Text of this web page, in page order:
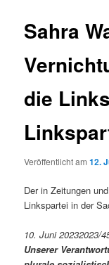
Sahra
die
Veröffentlicht am12.
Der in Zeitungen
Linkspartei in der
10. Juni 20232023/
Unserer